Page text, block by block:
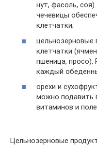
нут, фасоль,
чечевицы
клетчатки;
клетчатки
пшеница, просо).
каждый
орехи и
можно подавить
витаминов и
Цельнозерновые